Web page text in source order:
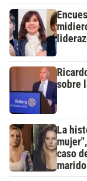
sobre
La
caso
marido